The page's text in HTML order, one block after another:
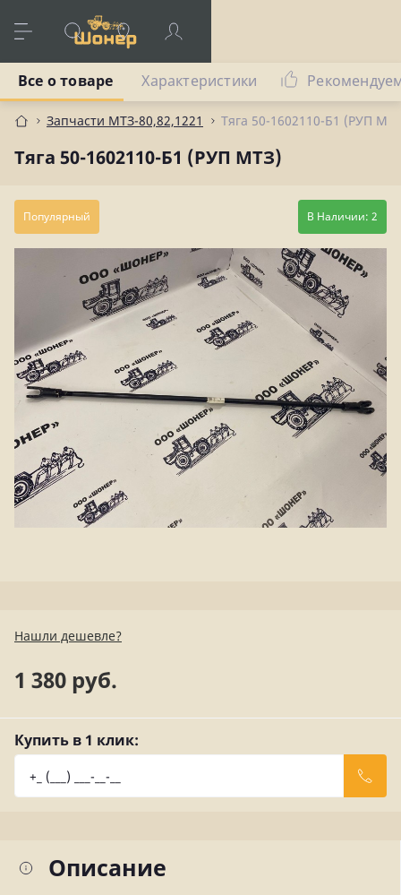
Запчасти МТЗ-80,82,1221 Тяга 50-1602110-Б1 (РУП
Тяга 50-1602110-Б1 (РУП МТЗ)
Все о товаре Характеристики
Популярный В Наличии: 2
Нашли дешевле?
1 380 руб.
Купить в 1 клик:
Описание